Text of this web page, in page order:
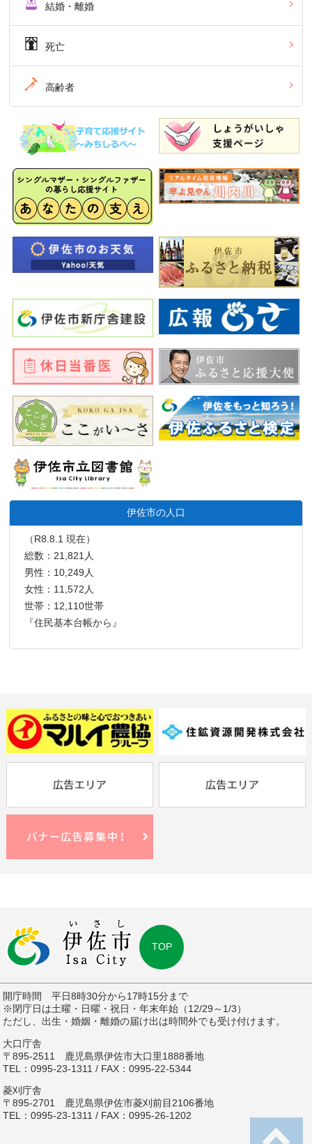
結婚・離婚
死亡
高齢者
伊佐市の人口
（R8.8.1 現在）
総数：21,821人
男性：10,249人
女性：11,572人
世帯：12,110世帯
『住民基本台帳から』
TOP
開庁時間 平日8時30分から17時15分まで
※閉庁日は土曜・日曜・祝日・年末年始（12/29～1/3）
ただし、出生・婚姻・離婚の届け出は時間外でも受け付けます。
大口庁舎
〒895-2511 鹿児島県伊佐市大口里1888番地
TEL：0995-23-1311 / FAX：0995-22-5344
菱刈庁舎
〒895-2701 鹿児島県伊佐市菱刈前目2106番地
TEL：0995-23-1311 / FAX：0995-26-1202